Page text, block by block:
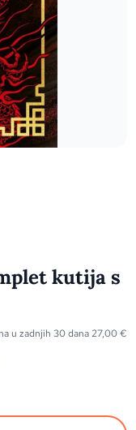
kutija s
u zadnjih 30 dana 27,00€